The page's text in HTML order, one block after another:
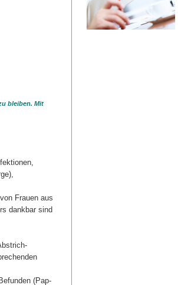
bleiben. Mit
Frauen aus
dankbar sind
(Pap-